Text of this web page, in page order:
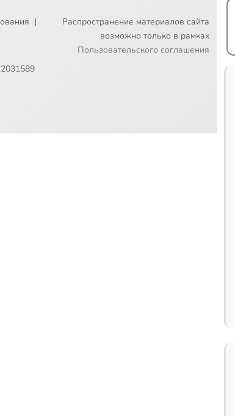
|
Распространение материалов сайта
возможно только в рамках
Пользовательского соглашения